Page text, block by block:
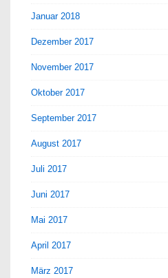
Januar 2018
Dezember 2017
November 2017
Oktober 2017
September 2017
August 2017
Juli 2017
Juni 2017
Mai 2017
April 2017
März 2017